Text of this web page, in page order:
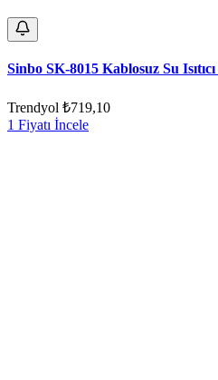
Sinbo SK-8015 Kablosuz Su
Trendyol ₺719,10
1 Fiyatı İncele